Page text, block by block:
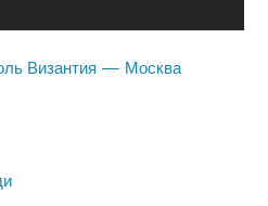
Византия — Москва